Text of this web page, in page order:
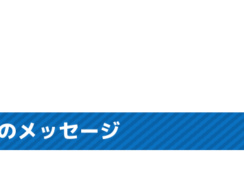
メッセージ